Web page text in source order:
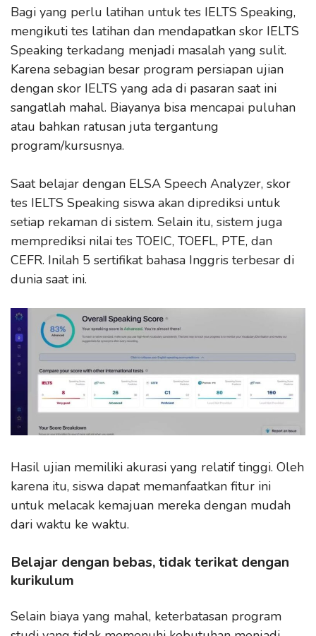
Bagi yang perlu latihan untuk tes IELTS Speaking,
mengikuti tes latihan dan mendapatkan skor IELTS
Speaking terkadang menjadi masalah yang sulit.
Karena sebagian besar program persiapan ujian
dengan skor IELTS yang ada di pasaran saat ini
sangatlah mahal. Biayanya bisa mencapai puluhan
atau bahkan ratusan juta tergantung
program/kursusnya.
Saat belajar dengan ELSA Speech Analyzer, skor
tes IELTS Speaking siswa akan diprediksi untuk
setiap rekaman di sistem. Selain itu, sistem juga
memprediksi nilai tes TOEIC, TOEFL, PTE, dan
CEFR. Inilah 5 sertifikat bahasa Inggris terbesar di
dunia saat ini.
Hasil ujian memiliki akurasi yang relatif tinggi. Oleh
karena itu, siswa dapat memanfaatkan fitur ini
untuk melacak kemajuan mereka dengan mudah
dari waktu ke waktu.
Belajar dengan bebas, tidak terikat dengan
kurikulum
Selain biaya yang mahal, keterbatasan program